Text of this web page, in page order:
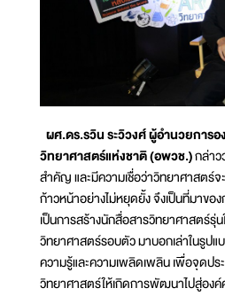
ผศ.ดร.รวิน ระวิวงศ์ ผู้อำนวยกา
วิทยาศาสตร์แห่งชาติ (อพวช.)กล่า
สำคัญ และมีความเชื่อว่าวิทยาศาสตร์
ก้าวหน้าอย่างไม่หยุดยั้ง จึงเป็นที่มาขอ
เป็นการสร้างนักสื่อสารวิทยาศาสตร์รุ่
วิทยาศาสตร์รอบตัว มาบอกเล่าในรูป
ความรู้และความเพลิดเพลิน เพื่อจุดปร
วิทยาศาสตร์ให้เกิดการพัฒนาไปสู่อง